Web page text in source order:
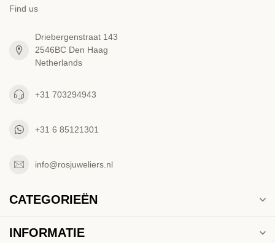
Find us
Driebergenstraat 143
2546BC Den Haag
Netherlands
+31 703294943
+31 6 85121301
info@rosjuweliers.nl
CATEGORIEËN
INFORMATIE